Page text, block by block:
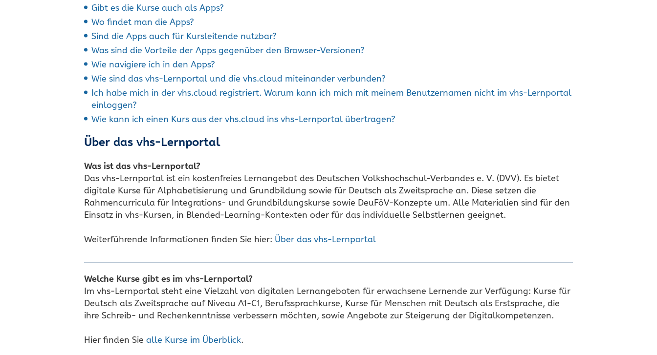
Gibt es die Kurse auch als Apps?
Wo findet man die Apps?
Sind die Apps auch für Kursleitende nutzbar?
Was sind die Vorteile der Apps gegenüber den Browser-Versionen?
Wie navigiere ich in den Apps?
Wie sind das vhs-Lernportal und die vhs.cloud miteinander verbunden?
Ich habe mich in der vhs.cloud registriert. Warum kann ich mich mit meinem Benutzernamen nicht im vhs-Lernportal
einloggen?
Wie kann ich einen Kurs aus der vhs.cloud ins vhs-Lernportal übertragen?
Über das vhs-Lernportal
Was ist das vhs-Lernportal?
Das vhs-Lernportal ist ein kostenfreies Lernangebot des Deutschen Volkshochschul-Verbandes e. V. (DVV). Es bietet
digitale Kurse für Alphabetisierung und Grundbildung sowie für Deutsch als Zweitsprache an. Diese setzen die
Rahmencurricula für Integrations- und Grundbildungskurse sowie DeuFöV-Konzepte um. Alle Materialien sind für den
Einsatz in vhs-Kursen, in Blended-Learning-Kontexten oder für das individuelle Selbstlernen geeignet.
Weiterführende Informationen finden Sie hier: Über das vhs-Lernportal
Welche Kurse gibt es im vhs-Lernportal?
Im vhs-Lernportal steht eine Vielzahl von digitalen Lernangeboten für erwachsene Lernende zur Verfügung: Kurse für
Deutsch als Zweitsprache auf Niveau A1-C1, Berufssprachkurse, Kurse für Menschen mit Deutsch als Erstsprache, die
ihre Schreib- und Rechenkenntnisse verbessern möchten, sowie Angebote zur Steigerung der Digitalkompetenzen.
Hier finden Sie alle Kurse im Überblick.